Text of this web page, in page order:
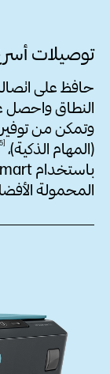
توصيلات
النطاق واحصل
(المهام الذكية)، 5
المحمولة الأفضل